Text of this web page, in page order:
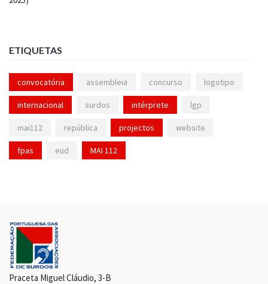
ETIQUETAS
convocatória assembleia concurso logotipo
internacional surdos intérprete lgp
mai112 república projectos website
fpas eud MAI 112
Praceta Miguel Cláudio, 3-B